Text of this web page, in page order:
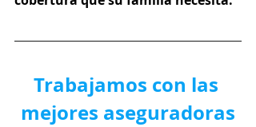
Trabajamos con las
mejores aseguradoras